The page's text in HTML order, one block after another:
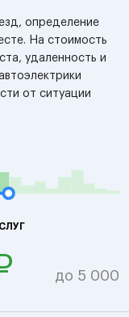
определение
На стоимость
удаленность и
от ситуации
до 5 000